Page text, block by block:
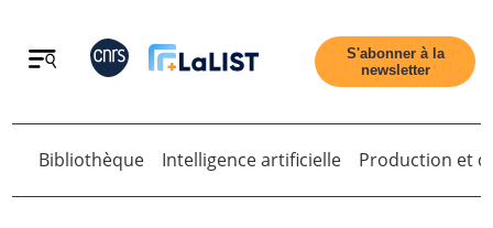
Retour
S'abonner à la
newsletter
Retour
Bibliothèque Intelligence artificielle Production et